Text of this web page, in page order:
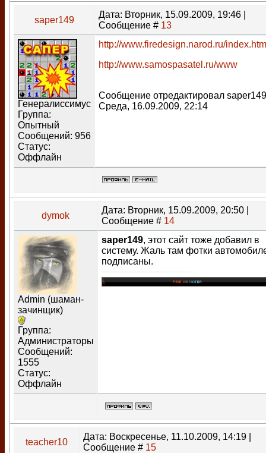
saper149
Дата: Вторник, 15.09.2009, 19:46 |
Сообщение # 13
Генералиссимус
Группа:
Опытный
Сообщений: 956
Статус:
Оффлайн
http://www.firedesign.narod.ru/index.htm
http://www.samospasatel.ru/www
Сообщение отредактировал saper149
Среда, 16.09.2009, 22:14
dymok
Дата: Вторник, 15.09.2009, 20:50 |
Сообщение # 14
Admin (шаман-
зачинщик)
Группа:
Администраторы
Сообщений:
1555
Статус:
Оффлайн
saper149, этот сайт тоже добавил в
систему. Жаль там фотки
подписаны.
teacher10
Дата: Воскресенье, 11.10.2009, 14:19 |
Сообщение # 15